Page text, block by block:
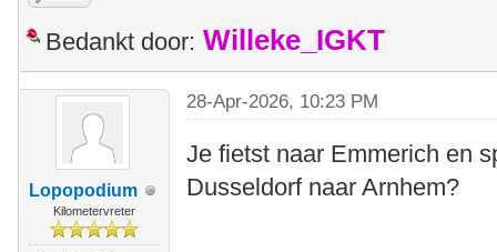
Bedankt door: Willeke_IGKT
Lopopodium
Kilometervreter
28-Apr-2026, 10:23 PM
Je fietst naar Emmerich en
Dusseldorf naar Arnhem?